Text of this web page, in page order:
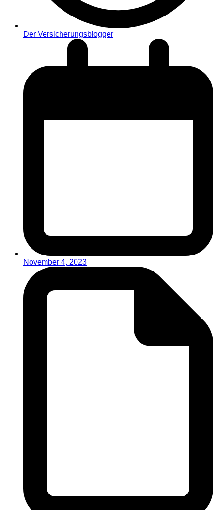
Der Versicherungsblogger
November 4, 2023